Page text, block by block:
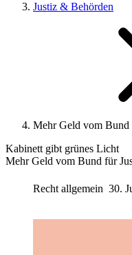
Justiz & Behörden
Mehr Geld vom Bund
Kabinett gibt grünes Licht
Mehr Geld vom Bund für
Recht allgemein 30.